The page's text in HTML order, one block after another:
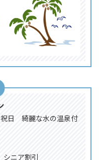
日 綺麗な水の温泉付
ニア割引